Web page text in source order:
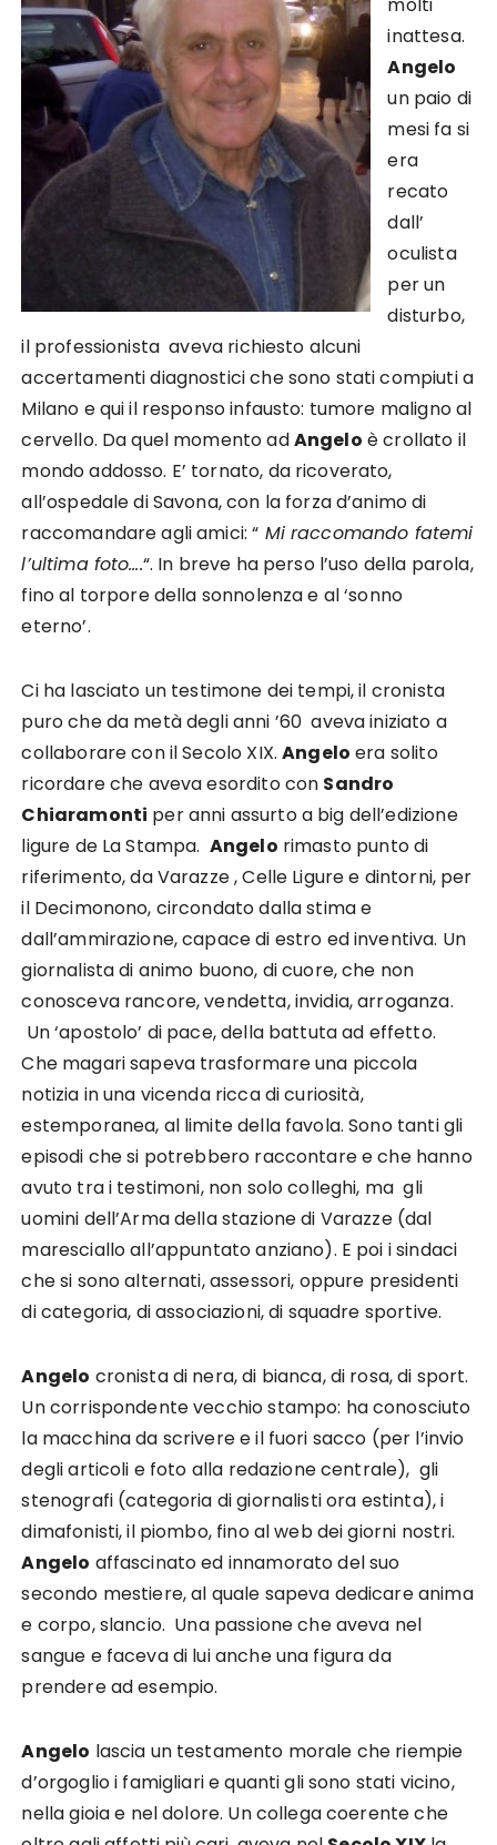
inattesa.
Angelo
un paio di
mesi fa si
era
recato
dall’
oculista
per un
disturbo,
il professionista aveva richiesto alcuni
accertamenti diagnostici che sono stati compiuti a
Milano e qui il responso infausto: tumore maligno al
cervello. Da quel momento adAngelo è crollato il
mondo addosso. E’ tornato, da ricoverato,
all’ospedale di Savona, con la forza d’animo di
raccomandare agli amici: “ Mi raccomando fatemi
l’ultima foto….“. In breve ha perso l’uso della parola,
fino al torpore della sonnolenza e al ‘sonno
eterno’.
Ci ha lasciato un testimone dei tempi, il cronista
puro che da metà degli anni ’60 aveva iniziato a
collaborare con il Secolo XIX.Angelo era solito
ricordare che aveva esordito con Sandro
Chiaramonti per anni assurto a big dell’edizione
ligure de La Stampa. Angelo rimasto punto di
riferimento, da Varazze , Celle Ligure e dintorni, per
il Decimonono, circondato dalla stima e
dall’ammirazione, capace di estro ed inventiva. Un
giornalista di animo buono, di cuore, che non
conosceva rancore, vendetta, invidia, arroganza.
Un ‘apostolo’ di pace, della battuta ad effetto.
Che magari sapeva trasformare una piccola
notizia in una vicenda ricca di curiosità,
estemporanea, al limite della favola. Sono tanti gli
episodi che si potrebbero raccontare e che hanno
avuto tra i testimoni, non solo colleghi, ma gli
uomini dell’Arma della stazione di Varazze (dal
maresciallo all’appuntato anziano). E poi i sindaci
che si sono alternati, assessori, oppure presidenti
di categoria, di associazioni, di squadre sportive.
Angelo cronista di nera, di bianca, di rosa, di sport.
Un corrispondente vecchio stampo: ha conosciuto
la macchina da scrivere e il fuori sacco (per l’invio
degli articoli e foto alla redazione centrale), gli
stenografi (categoria di giornalisti ora estinta), i
dimafonisti, il piombo, fino al web dei giorni nostri.
Angelo affascinato ed innamorato del suo
secondo mestiere, al quale sapeva dedicare anima
e corpo, slancio. Una passione che aveva nel
sangue e faceva di lui anche una figura da
prendere ad esempio.
Angelo lascia un testamento morale che riempie
d’orgoglio i famigliari e quanti gli sono stati vicino,
nella gioia e nel dolore. Un collega coerente che